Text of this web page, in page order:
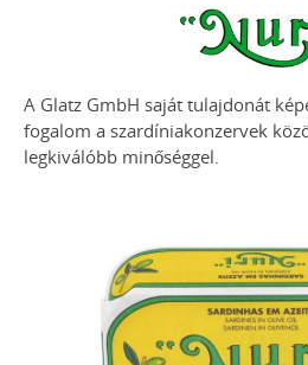
A Glatz GmbH saját tulajdonát
fogalom a szardíniakonzervek
legkiválóbb minőséggel.